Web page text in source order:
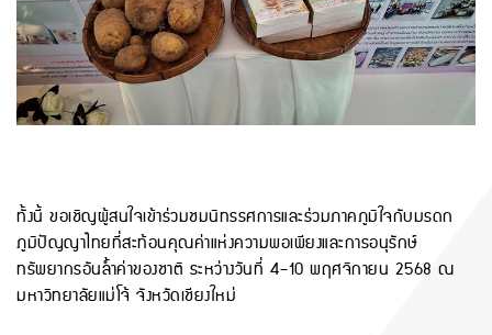
ทั้งนี้ ขอเชิญผู้สนใจเข้าร่วมชมนิทรรศการและร่วมภาคภูมิใจกับมรดก
ภูมิปัญญาไทยที่สะท้อนคุณค่าแห่งความพอเพียงและการอนุรักษ์
ทรัพยากรอันล้ำค่าของชาติ ระหว่างวันที่ 4–10 พฤศจิกายน 2568 ณ
มหาวิทยาลัยแม่โจ้ จังหวัดเชียงใหม่